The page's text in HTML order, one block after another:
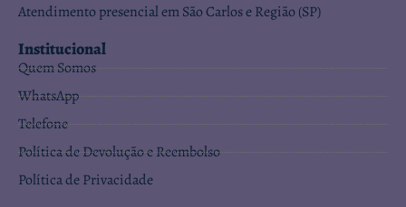
Atendimento presencial em São Carlos e Região (SP)
Institucional
Quem Somos
WhatsApp
Telefone
Política de Devolução e Reembolso
Política de Privacidade